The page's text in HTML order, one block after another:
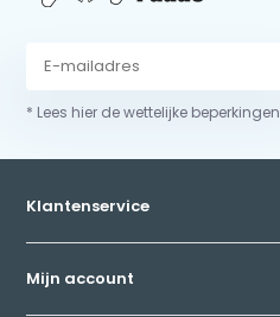
* Lees hier de wettelijke beperkingen
Klantenservice
Mijn account